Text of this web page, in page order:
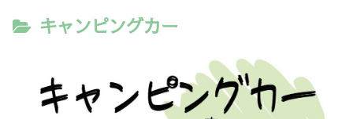
キャンピングカー